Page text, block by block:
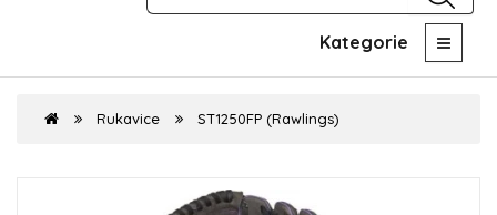
Kategorie
Rukavice ST1250FP (Rawlings)